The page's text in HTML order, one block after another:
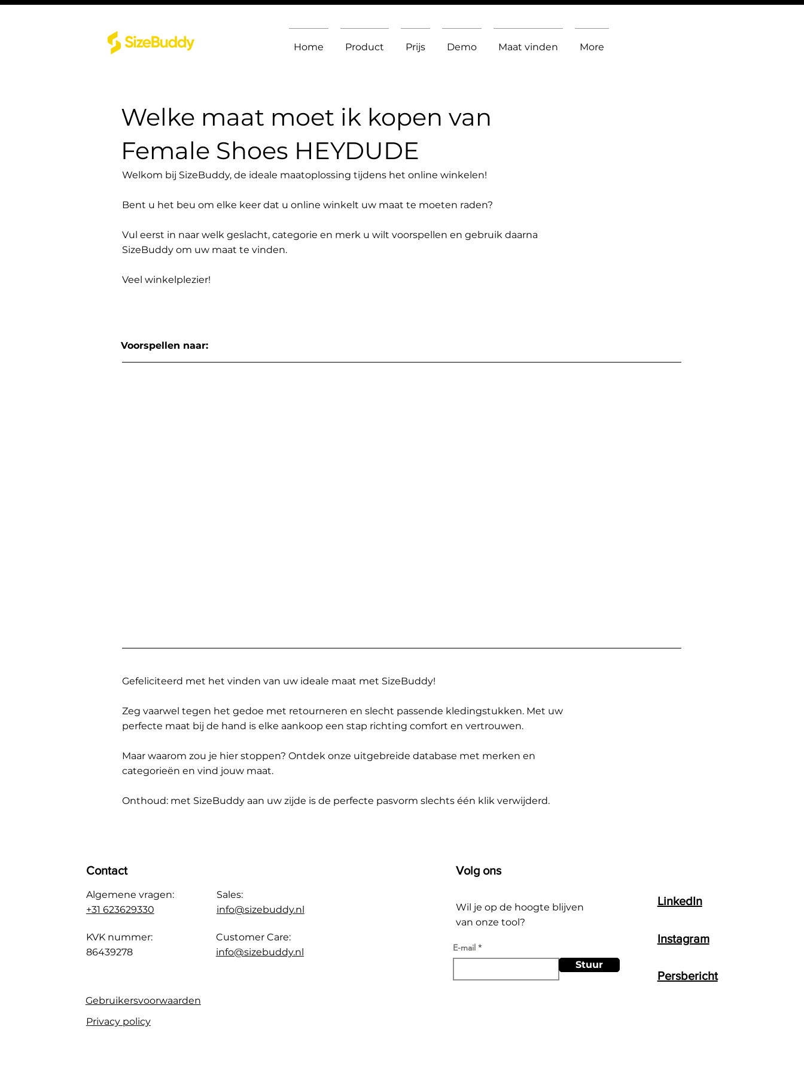
Home Product Prijs Demo Maat vinden More
Welke maat moet ik kopen van
Female Shoes HEYDUDE
Welkom bij SizeBuddy, de ideale maatoplossing tijdens het online winkelen!
Bent u het beu om elke keer dat u online winkelt uw maat te moeten raden?
Vul eerst in naar welk geslacht, categorie en merk u wilt voorspellen en gebruik daarna
SizeBuddy om uw maat te vinden.
Veel winkelplezier!
Voorspellen naar:
Gefeliciteerd met het vinden van uw ideale maat met SizeBuddy!
Zeg vaarwel tegen het gedoe met retourneren en slecht passende kledingstukken. Met uw
perfecte maat bij de hand is elke aankoop een stap richting comfort en vertrouwen.
Maar waarom zou je hier stoppen? Ontdek onze uitgebreide database met merken en
categorieën en vind jouw maat.
Onthoud: met SizeBuddy aan uw zijde is de perfecte pasvorm slechts één klik verwijderd.
Contact
Algemene vragen:
+31 623629330
KVK nummer:
86439278
Sales:
info@sizebuddy.nl
Customer Care:
info@sizebuddy.nl
Gebruikersvoorwaarden
Privacy policy
Volg ons
Wil je op de hoogte blijven
van onze tool?
E-mail
Stuur
LinkedIn
Instagram
Persbericht